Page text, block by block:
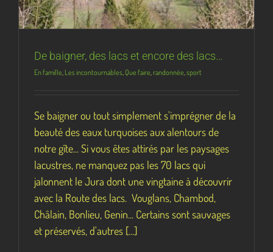
De baigner, des lacs et encore des lacs…
En famille, Les incontournables, Que faire,randonnée,sport
Se baigner ou tout simplement s'imprégner de la
beauté des eaux turquoises aux alentours de
notre gîte... Si vous êtes attirés par les paysages
lacustres, ne manquez pas les 70 lacs qui
jalonnent le Jura dont une vingtaine à découvrir
avec la Route des lacs. Vouglans, Chambod,
Châlain, Bonlieu, Genin... Certains sont sauvages
et préservés, d'autres [...]